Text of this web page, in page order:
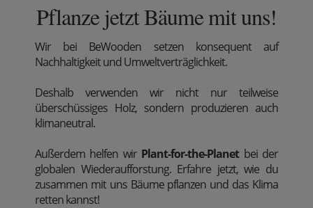
Pflanze jetzt Bäume mit uns!
Wir bei BeWooden setzen konsequent auf
Nachhaltigkeit und Umweltverträglichkeit.
Deshalb verwenden wir nicht nur teilweise
überschüssiges Holz, sondern produzieren auch
klimaneutral.
Außerdem helfen wir Plant-for-the-Planetbei der
globalen Wiederaufforstung. Erfahre jetzt, wie du
zusammen mit uns Bäume pflanzen und das Klima
retten kannst!